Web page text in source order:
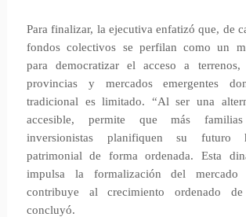
Para finalizar, la ejecutiva enfatizó que, de
fondos colectivos se perfilan como un
para democratizar el acceso a
provincias y mercados emergentes
tradicional es limitado. “Al ser una
accesible, permite que más
inversionistas planifiquen su futuro
patrimonial de forma ordenada. Esta
impulsa la formalización del
contribuye al crecimiento ordenado
concluyó.